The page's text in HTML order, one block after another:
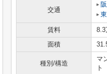
交通
賃料 8.3
面積
種別/構造
マ
ト